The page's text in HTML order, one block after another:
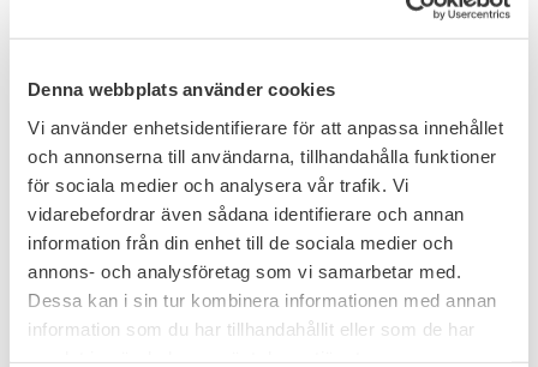
Denna webbplats använder cookies
Vi använder enhetsidentifierare för att anpassa innehållet
och annonserna till användarna, tillhandahålla funktioner
för sociala medier och analysera vår trafik. Vi
vidarebefordrar även sådana identifierare och annan
information från din enhet till de sociala medier och
annons- och analysföretag som vi samarbetar med.
Dessa kan i sin tur kombinera informationen med annan
information som du har tillhandahållit eller som de har
Kolvtyp Montecarlo
Relaterade produkter
FAVORIT